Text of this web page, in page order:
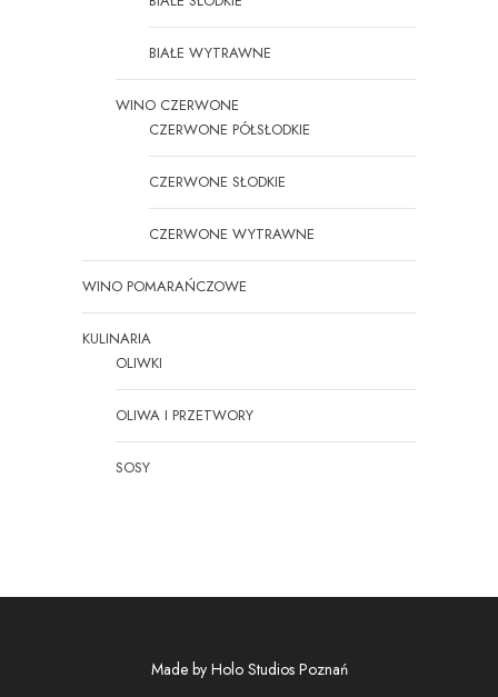
BIAŁE WYTRAWNE
WINO CZERWONE
CZERWONE PÓŁSŁODKIE
CZERWONE SŁODKIE
CZERWONE WYTRAWNE
WINO POMARAŃCZOWE
KULINARIA
OLIWKI
OLIWA I PRZETWORY
SOSY
Made by Holo Studios Poznań